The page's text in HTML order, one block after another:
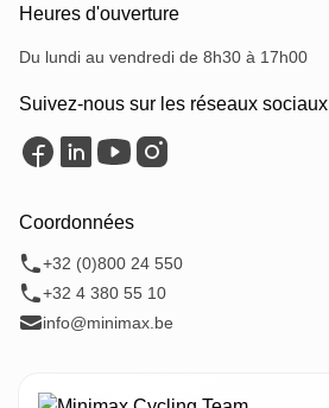
Heures d'ouverture
Du lundi au vendredi de 8h30 à 17h00
Suivez-nous sur les réseaux sociaux
Coordonnées
+32 (0)800 24 550
+32 4 380 55 10
info@minimax.be